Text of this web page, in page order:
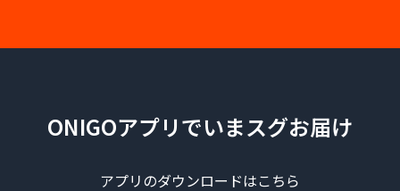
ONIGOアプリでいまスグお届け
アプリのダウンロードはこちら